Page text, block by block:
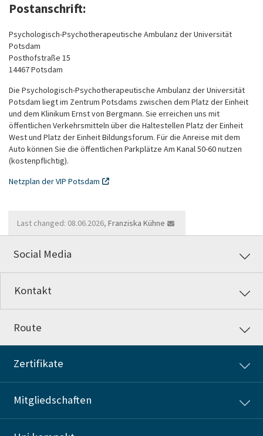
Postanschrift:
Psychologisch-Psychotherapeutische Ambulanz der Universität
Potsdam
Posthofstraße 15
14467 Potsdam
Die Psychologisch-Psychotherapeutische Ambulanz der Universität
Potsdam liegt im Zentrum Potsdams zwischen dem Platz der Einheit
und dem Klinikum Ernst von Bergmann. Sie erreichen uns mit
öffentlichen Verkehrsmitteln über die Haltestellen Platz der Einheit
West und Platz der Einheit Bildungsforum. Für die Anreise mit dem
Auto können Sie die öffentlichen Parkplätze Am Kanal 50-60 nutzen
(kostenpflichtig).
Netzplan der VIP Potsdam
Last changed: 08.06.2026, Franziska Kühne
Social Media
Kontakt
Route
Zertifikate
Mitgliedschaften